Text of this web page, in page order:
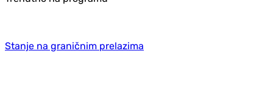
Stanje na graničnim prelazima